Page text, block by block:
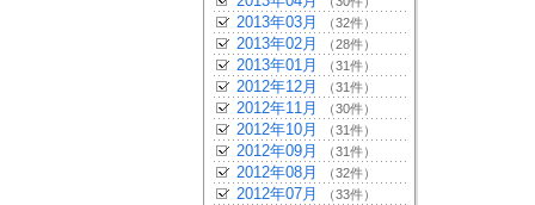
2013年03月 （32件）
2013年02月 （28件）
2013年01月 （31件）
2012年12月 （31件）
2012年11月 （30件）
2012年10月 （31件）
2012年09月 （31件）
2012年08月 （32件）
2012年07月 （33件）